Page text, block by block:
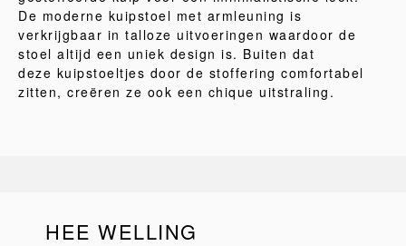
De moderne kuipstoel met armleuning is
verkrijgbaar in talloze uitvoeringen waardoor de
stoel altijd een uniek design is. Buiten dat
deze kuipstoeltjes door de stoffering comfortabel
zitten, creëren ze ook een chique uitstraling.
HEE WELLING